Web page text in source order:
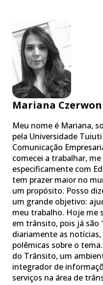
Mariana
Meu nome é Mariana,
pela Universidade
Comunicação
comecei a trabalhar,
especificamente com
tem prazer maior no
um propósito. Posso
um grande objetivo:
meu trabalho. Hoje me
em trânsito, pois já são
diariamente as notícias,
polêmicas sobre o
do Trânsito, um
integrador de
serviços na área de